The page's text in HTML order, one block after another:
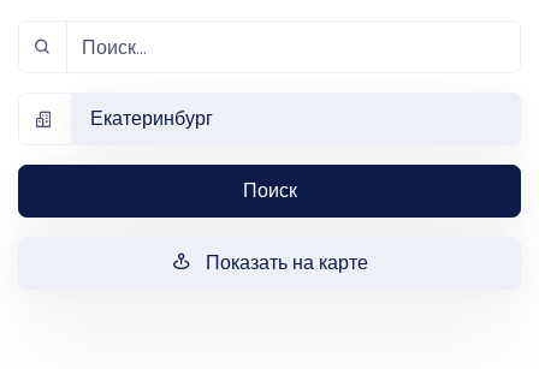
Екатеринбург
Поиск
Показать на карте